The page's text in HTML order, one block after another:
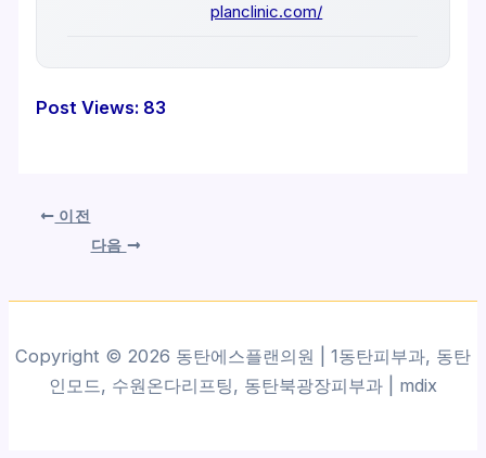
planclinic.com/
Post Views: 83
이전
다음
Copyright © 2026 동탄에스플랜의원 | 1동탄피부과, 동탄
인모드, 수원온다리프팅, 동탄북광장피부과 | mdix